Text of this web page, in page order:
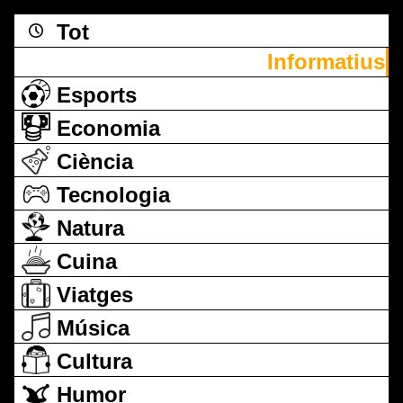
Tot
Informatius
Esports
Economia
Ciència
Tecnologia
Natura
Cuina
Viatges
Música
Cultura
Humor